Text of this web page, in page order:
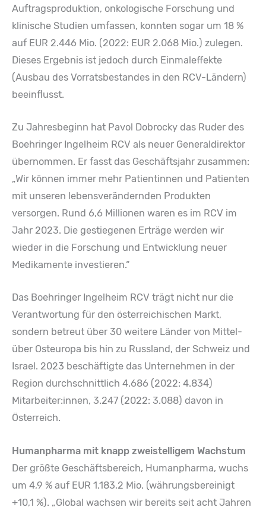
Auftragsproduktion, onkologische Forschung und
klinische Studien umfassen, konnten sogar um 18 %
auf EUR 2.446 Mio. (2022: EUR 2.068 Mio.) zulegen.
Dieses Ergebnis ist jedoch durch Einmaleffekte
(Ausbau des Vorratsbestandes in den RCV-Ländern)
beeinflusst.
Zu Jahresbeginn hat Pavol Dobrocky das Ruder des
Boehringer Ingelheim RCV als neuer Generaldirektor
übernommen. Er fasst das Geschäftsjahr zusammen:
„Wir können immer mehr Patientinnen und Patienten
mit unseren lebensverändernden Produkten
versorgen. Rund 6,6 Millionen waren es im RCV im
Jahr 2023. Die gestiegenen Erträge werden wir
wieder in die Forschung und Entwicklung neuer
Medikamente investieren.“
Das Boehringer Ingelheim RCV trägt nicht nur die
Verantwortung für den österreichischen Markt,
sondern betreut über 30 weitere Länder von Mittel-
über Osteuropa bis hin zu Russland, der Schweiz und
Israel. 2023 beschäftigte das Unternehmen in der
Region durchschnittlich 4.686 (2022: 4.834)
Mitarbeiter:innen, 3.247 (2022: 3.088) davon in
Österreich.
Humanpharma mit knapp zweistelligem Wachstum
Der größte Geschäftsbereich, Humanpharma, wuchs
um 4,9 % auf EUR 1.183,2 Mio. (währungsbereinigt
+10,1 %). „Global wachsen wir bereits seit acht Jahren